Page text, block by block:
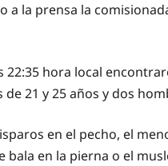
a la prensa la
hora local
21 y 25 años y dos
en el pecho, el
en la pierna o el